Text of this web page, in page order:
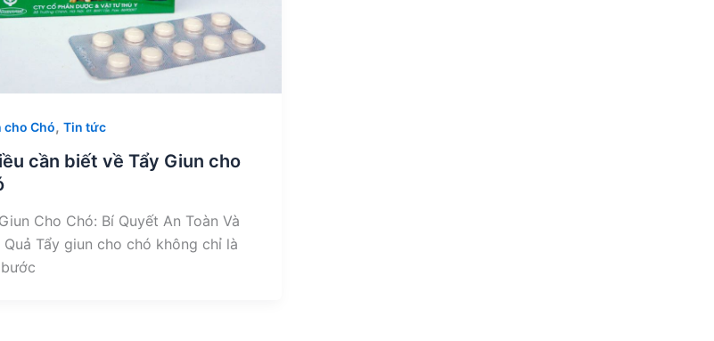
cho Chó,Tin tức
cần biết về Tẩy Giun cho
Cho Chó: Bí Quyết An Toàn Và
Quả Tẩy giun cho chó không chỉ là